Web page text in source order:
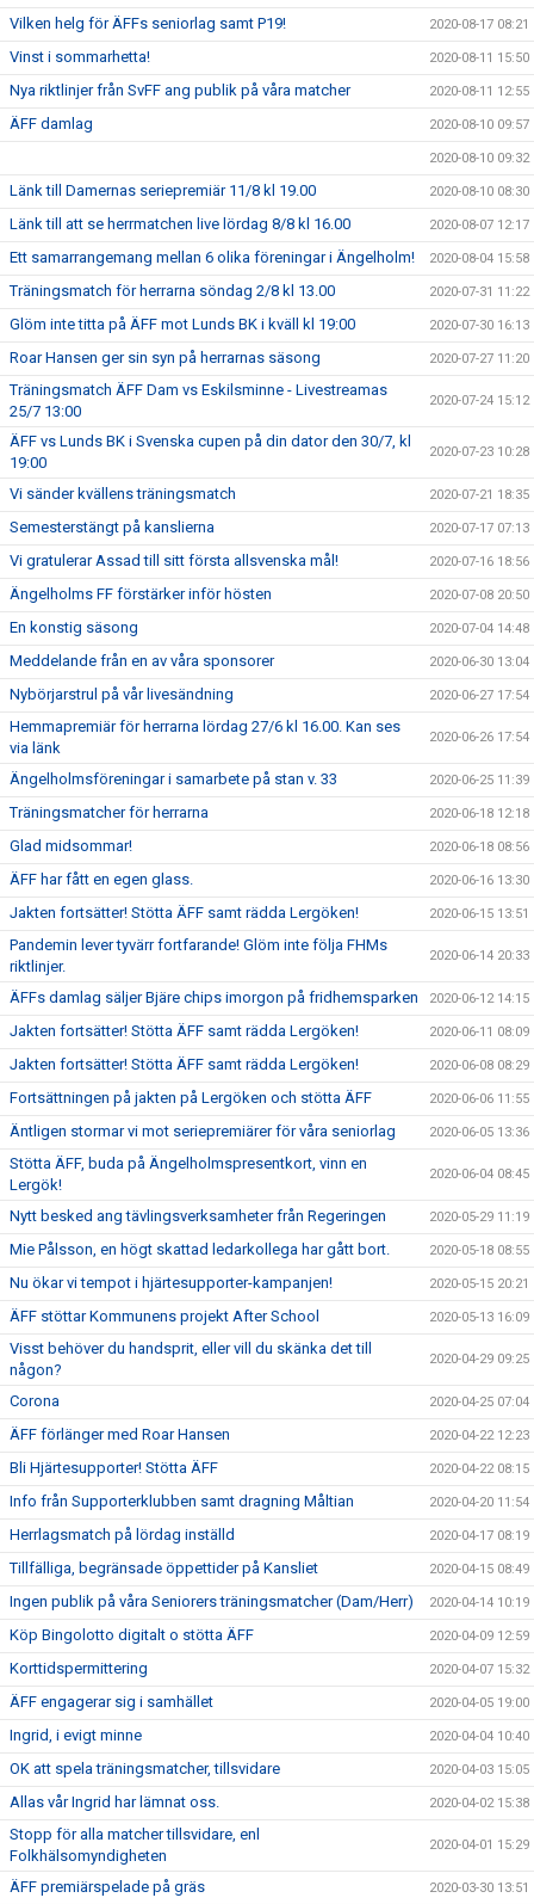
Vilken helg för ÄFFs seniorlag samt P19! 2020-08-17 08:21
Vinst i sommarhetta! 2020-08-11 15:50
Nya riktlinjer från SvFF ang publik på våra matcher 2020-08-11 12:55
ÄFF damlag 2020-08-10 09:57
2020-08-10 09:32
Länk till Damernas seriepremiär 11/8 kl 19.00 2020-08-10 08:30
Länk till att se herrmatchen live lördag 8/8 kl 16.00 2020-08-07 12:17
Ett samarrangemang mellan 6 olika föreningar i Ängelholm! 2020-08-04 15:58
Träningsmatch för herrarna söndag 2/8 kl 13.00 2020-07-31 11:22
Glöm inte titta på ÄFF mot Lunds BK i kväll kl 19:00 2020-07-30 16:13
Roar Hansen ger sin syn på herrarnas säsong 2020-07-27 11:20
Träningsmatch ÄFF Dam vs Eskilsminne - Livestreamas
25/7 13:00
2020-07-24 15:12
ÄFF vs Lunds BK i Svenska cupen på din dator den 30/7, kl
19:00
2020-07-23 10:28
Vi sänder kvällens träningsmatch 2020-07-21 18:35
Semesterstängt på kanslierna 2020-07-17 07:13
Vi gratulerar Assad till sitt första allsvenska mål! 2020-07-16 18:56
Ängelholms FF förstärker inför hösten 2020-07-08 20:50
En konstig säsong 2020-07-04 14:48
Meddelande från en av våra sponsorer 2020-06-30 13:04
Nybörjarstrul på vår livesändning 2020-06-27 17:54
Hemmapremiär för herrarna lördag 27/6 kl 16.00. Kan ses
via länk
2020-06-26 17:54
Ängelholmsföreningar i samarbete på stan v. 33 2020-06-25 11:39
Träningsmatcher för herrarna 2020-06-18 12:18
Glad midsommar! 2020-06-18 08:56
ÄFF har fått en egen glass. 2020-06-16 13:30
Jakten fortsätter! Stötta ÄFF samt rädda Lergöken! 2020-06-15 13:51
Pandemin lever tyvärr fortfarande! Glöm inte följa FHMs
riktlinjer.
2020-06-14 20:33
ÄFFs damlag säljer Bjäre chips imorgon på fridhemsparken 2020-06-12 14:15
Jakten fortsätter! Stötta ÄFF samt rädda Lergöken! 2020-06-11 08:09
Jakten fortsätter! Stötta ÄFF samt rädda Lergöken! 2020-06-08 08:29
Fortsättningen på jakten på Lergöken och stötta ÄFF 2020-06-06 11:55
Äntligen stormar vi mot seriepremiärer för våra seniorlag 2020-06-05 13:36
Stötta ÄFF, buda på Ängelholmspresentkort, vinn en
Lergök!
2020-06-04 08:45
Nytt besked ang tävlingsverksamheter från Regeringen 2020-05-29 11:19
Mie Pålsson, en högt skattad ledarkollega har gått bort. 2020-05-18 08:55
Nu ökar vi tempot i hjärtesupporter-kampanjen! 2020-05-15 20:21
ÄFF stöttar Kommunens projekt After School 2020-05-13 16:09
Visst behöver du handsprit, eller vill du skänka det till
någon?
2020-04-29 09:25
Corona 2020-04-25 07:04
ÄFF förlänger med Roar Hansen 2020-04-22 12:23
Bli Hjärtesupporter! Stötta ÄFF 2020-04-22 08:15
Info från Supporterklubben samt dragning Måltian 2020-04-20 11:54
Herrlagsmatch på lördag inställd 2020-04-17 08:19
Tillfälliga, begränsade öppettider på Kansliet 2020-04-15 08:49
Ingen publik på våra Seniorers träningsmatcher (Dam/Herr) 2020-04-14 10:19
Köp Bingolotto digitalt o stötta ÄFF 2020-04-09 12:59
Korttidspermittering 2020-04-07 15:32
ÄFF engagerar sig i samhället 2020-04-05 19:00
Ingrid, i evigt minne 2020-04-04 10:40
OK att spela träningsmatcher, tillsvidare 2020-04-03 15:05
Allas vår Ingrid har lämnat oss. 2020-04-02 15:38
Stopp för alla matcher tillsvidare, enl
Folkhälsomyndigheten
2020-04-01 15:29
ÄFF premiärspelade på gräs 2020-03-30 13:51